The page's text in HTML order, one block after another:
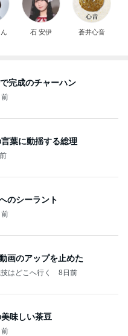
石 安伊 蒼井心音
完成のチャーハン
葉に動揺する総理
のシーラント
前
画のアップを止めた
はどこへ行く 8日前
味しい茶豆
前